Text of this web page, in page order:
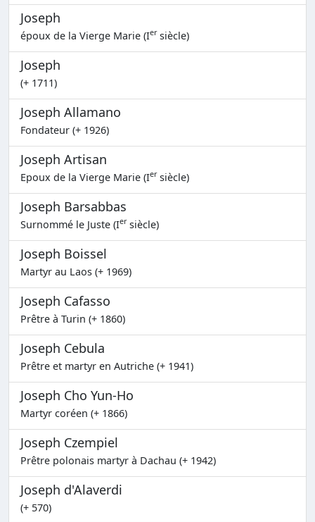
Joseph
époux de la Vierge Marie (Iersiècle)
Joseph
(+ 1711)
Joseph Allamano
Fondateur (+ 1926)
Joseph Artisan
Epoux de la Vierge Marie (Iersiècle)
Joseph Barsabbas
Surnommé le Juste (Iersiècle)
Joseph Boissel
Martyr au Laos (+ 1969)
Joseph Cafasso
Prêtre à Turin (+ 1860)
Joseph Cebula
Prêtre et martyr en Autriche (+ 1941)
Joseph Cho Yun-Ho
Martyr coréen (+ 1866)
Joseph Czempiel
Prêtre polonais martyr à Dachau (+ 1942)
Joseph d'Alaverdi
(+ 570)